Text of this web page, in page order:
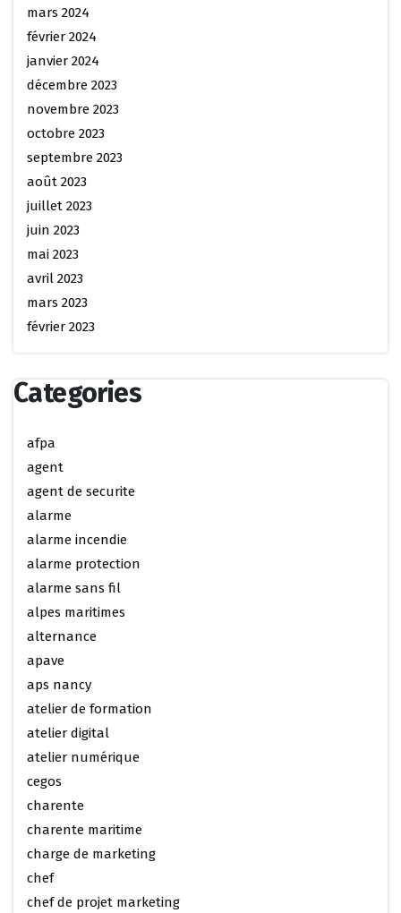
mars 2024
février 2024
janvier 2024
décembre 2023
novembre 2023
octobre 2023
septembre 2023
août 2023
juillet 2023
juin 2023
mai 2023
avril 2023
mars 2023
février 2023
Categories
afpa
agent
agent de securite
alarme
alarme incendie
alarme protection
alarme sans fil
alpes maritimes
alternance
apave
aps nancy
atelier de formation
atelier digital
atelier numérique
cegos
charente
charente maritime
charge de marketing
chef
chef de projet marketing